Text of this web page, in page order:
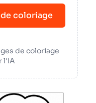
coloriage
de coloriage
l'IA